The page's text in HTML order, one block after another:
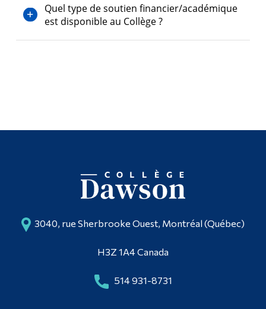
Quel type de soutien financier/académique
est disponible au Collège ?
3040, rue Sherbrooke Ouest, Montréal (Québec)
H3Z 1A4 Canada
514 931-8731